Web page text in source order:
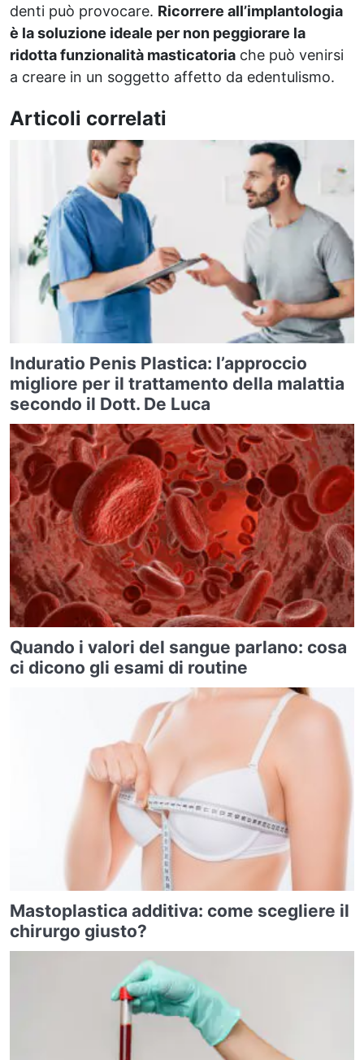
denti può provocare. Ricorrere all’implantologia
è la soluzione ideale per non peggiorare la
ridotta funzionalità masticatoria che può venirsi
a creare in un soggetto affetto da edentulismo.
Articoli correlati
Induratio Penis Plastica: l’approccio
migliore per il trattamento della malattia
secondo il Dott. De Luca
Quando i valori del sangue parlano: cosa
ci dicono gli esami di routine
Mastoplastica additiva: come scegliere il
chirurgo giusto?